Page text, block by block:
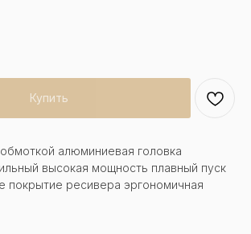
Купить
алюминиевая головка
высокая мощность плавный пуск
покрытие ресивера эргономичная